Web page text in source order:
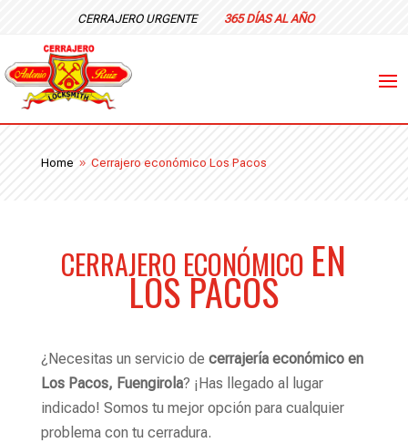
CERRAJERO URGENTE 365 DÍAS AL AÑO
Home 9 Cerrajero económico Los Pacos
CERRAJERO ECONÓMICO EN
LOS PACOS
¿Necesitas un servicio de cerrajería económico en
Los Pacos, Fuengirola? ¡Has llegado al lugar
indicado! Somos tu mejor opción para cualquier
problema con tu cerradura.